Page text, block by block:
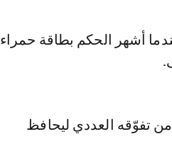
أشهر الحكم بطاقة حمراء
تفوّقه العددي ليحافظ